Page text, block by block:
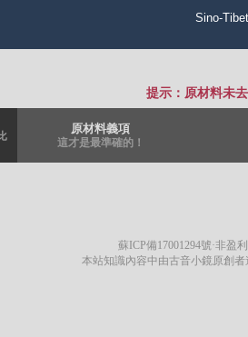
Sino-
提示：原材料未
原材料義項
這才是最準確的！
蘇ICP備17001294號·非盈
本站知識內容中由古音小鏡原創